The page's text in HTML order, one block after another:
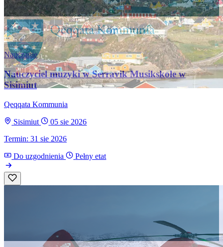
Nauczanie
Nauczyciel muzyki w Serravik Musikskole w
Sisimiut
Qeqqata Kommunia
Sisimiut
05 sie 2026
Termin: 31 sie 2026
Do uzgodnienia Pełny etat